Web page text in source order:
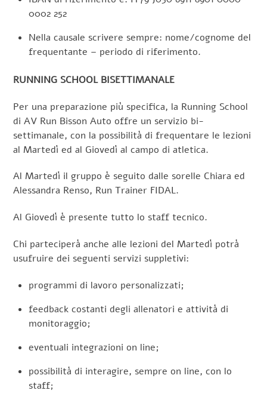
0002 252
Nella causale scrivere sempre: nome/cognome del
frequentante – periodo di riferimento.
RUNNING SCHOOL BISETTIMANALE
Per una preparazione più specifica, la Running School
di AV Run Bisson Auto offre un servizio bi-
settimanale, con la possibilità di frequentare le lezioni
al Martedì ed al Giovedì al campo di atletica.
Al Martedì il gruppo è seguito dalle sorelle Chiara ed
Alessandra Renso, Run Trainer FIDAL.
Al Giovedì è presente tutto lo staff tecnico.
Chi parteciperà anche alle lezioni del Martedì potrà
usufruire dei seguenti servizi suppletivi:
programmi di lavoro personalizzati;
feedback costanti degli allenatori e attività di
monitoraggio;
eventuali integrazioni on line;
possibilità di interagire, sempre on line, con lo
staff;